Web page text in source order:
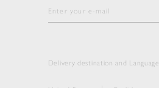
Delivery destination and Language